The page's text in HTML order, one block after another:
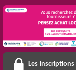
Les